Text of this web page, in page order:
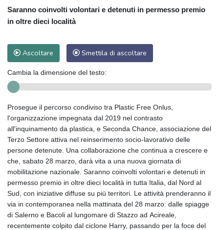
Saranno coinvolti volontari e detenuti in permesso premio
in oltre dieci località
Ascoltare Smettila di ascoltare
Cambia la dimensione del testo:
Prosegue il percorso condiviso tra Plastic Free Onlus,
l'organizzazione impegnata dal 2019 nel contrasto
all'inquinamento da plastica, e Seconda Chance, associazione del
Terzo Settore attiva nel reinserimento socio-lavorativo delle
persone detenute. Una collaborazione che continua a crescere e
che, sabato 28 marzo, darà vita a una nuova giornata di
mobilitazione nazionale. Saranno coinvolti volontari e detenuti in
permesso premio in oltre dieci località in tutta Italia, dal Nord al
Sud, con iniziative diffuse su più territori. Le attività prenderanno il
via in contemporanea nella mattinata del 28 marzo: dalle spiagge
di Salerno e Bacoli al lungomare di Stazzo ad Acireale,
recentemente colpito dal ciclone Harry, passando per la foce del